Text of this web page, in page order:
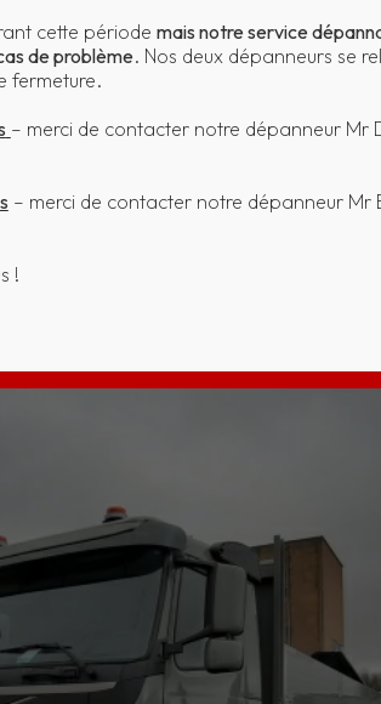
KO 12770 – MARCEL DAVID
cette période mais notre service
de problème. Nos deux dépanneurs se
fermeture.
– merci de contacter notre dépanneur Mr
– merci de contacter notre dépanneur Mr
!